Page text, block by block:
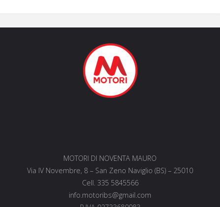
MOTORI DI NOVENTA MAURO
Via IV Novembre, 8 – San Zeno Naviglio (BS) – 25010
Cell. 335 5845566
info.motoribs@gmail.com